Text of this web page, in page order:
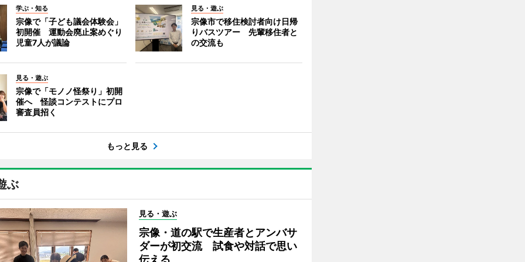
学ぶ・知る
宗像で「子ども議会体験会」
初開催 運動会廃止案めぐり
児童7人が議論
見る・遊ぶ
宗像市で移住検討者向け日帰
りバスツアー 先輩移住者と
の交流も
見る・遊ぶ
宗像で「モノノ怪祭り」初開
催へ 怪談コンテストにプロ
審査員招く
もっと見る
ぶ
見る・遊ぶ
宗像・道の駅で生産者とアンバサ
ダーが初交流 試食や対話で思い
伝える